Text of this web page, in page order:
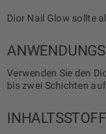
Dior Nail Glow sollte
Verwenden Sie den
bis zwei Schichten